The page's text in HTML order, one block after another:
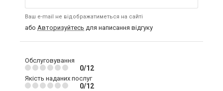
Ваш e-mail не відображатиметься на сайті
або Авторизуйтесь для написання відгуку
Обслуговування
0/12
Якість наданих послуг
0/12